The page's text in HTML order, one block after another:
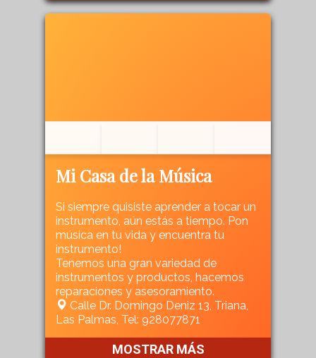
Mi Casa de la Música
Si siempre quisiste aprender a tocar un
instrumento, aún estás a tiempo. Pon
música en tu vida y encuentra tu
instrumento!
Tenemos una gran variedad de
instrumentos y productos, hacemos
reparaciones y asesoramiento.
Calle Dr. Domingo Deniz 13, Triana,
Las Palmas, Tel: 928077871
MOSTRAR MÁS